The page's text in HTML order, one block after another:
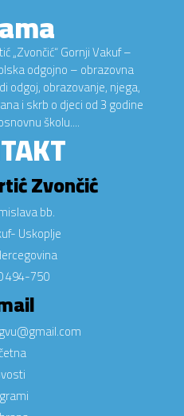
„Zvončić“ Gornji Vakuf –
odgojno – obrazovna
odgoj, obrazovanje, njega,
i skrb o djeci od 3 godine
školu....
Zvončić
bb.
Uskoplje
494-750